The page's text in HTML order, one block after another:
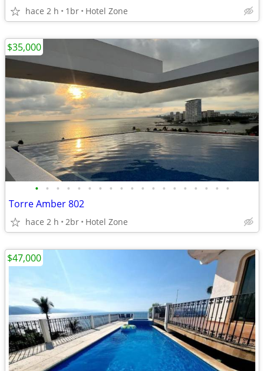
hace 2 h 1br Hotel Zone
• • • • • • • • • • • • • • • • • • •
Torre Amber 802
hace 2 h 2br Hotel Zone
$35,000
$47,000